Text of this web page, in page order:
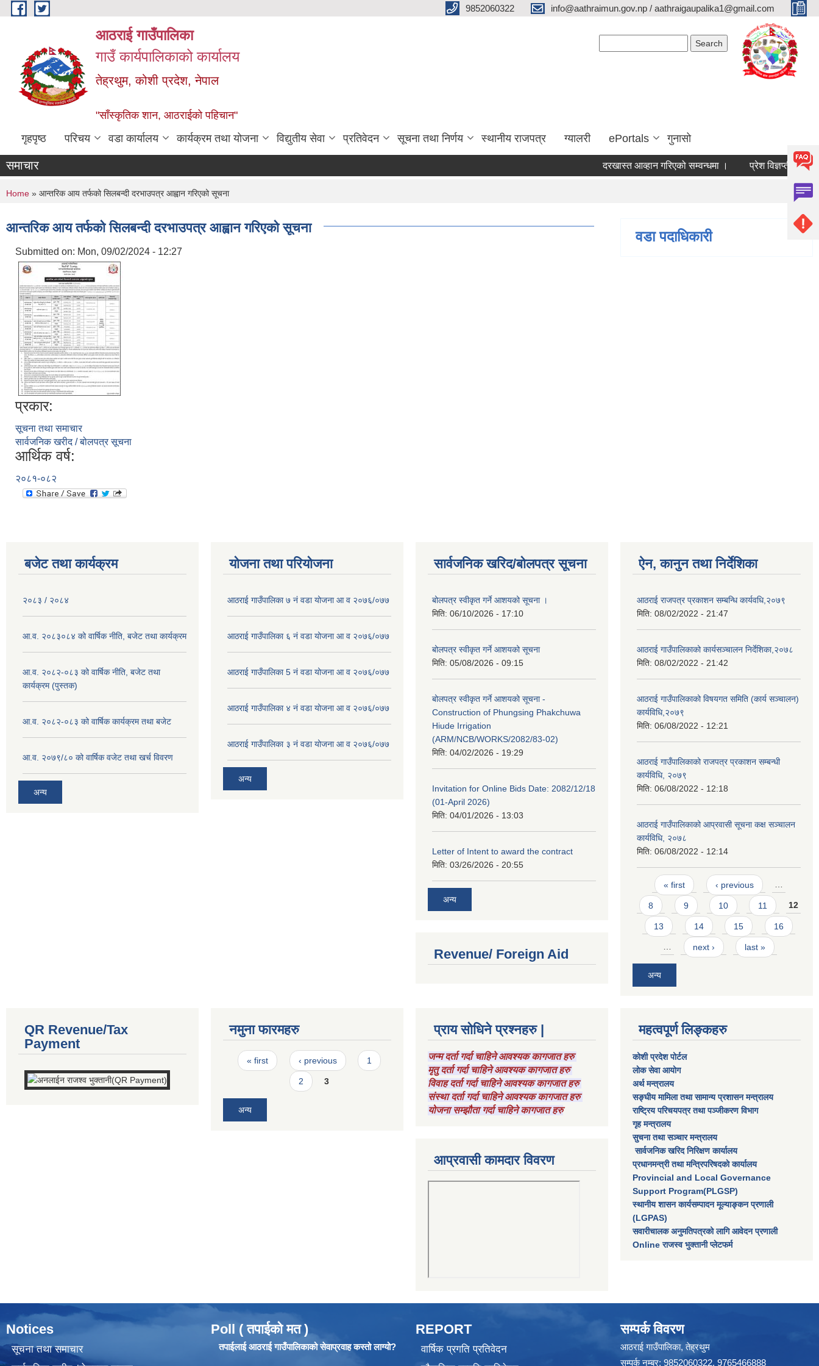
Skip to main content 9852060322 info@aathraimun.gov.np / aathraigaupalika1@gmail.com
आठराई गाउँपालिका
गाउँ कार्यपालिकाको कार्यालय
तेह्रथुम, कोशी प्रदेश, नेपाल
"साँस्कृतिक शान, आठराईको पहिचान"
गृहपृष्ठ परिचय वडा कार्यालय कार्यक्रम तथा योजना विद्युतीय सेवा प्रतिवेदन सूचना तथा निर्णय स्थानीय राजपत्र ग्यालरी ePortals गुनासो
समाचार दरखास्त आव्हान गरिएको सम्वन्धमा । प्रेश विज्ञप्ती ।
You are here
Home » आन्तरिक आय तर्फको सिलबन्दी दरभाउपत्र आह्वान गरिएको सूचना
आन्तरिक आय तर्फको सिलबन्दी दरभाउपत्र आह्वान गरिएको सूचना
Submitted on: Mon, 09/02/2024 - 12:27
प्रकार:
सूचना तथा समाचार
सार्वजनिक खरीद / बोलपत्र सूचना
आर्थिक वर्ष:
२०८१-०८२
वडा पदाधिकारी
बजेट तथा कार्यक्रम
२०८३ / २०८४
आ.व. २०८३०८४ को वार्षिक नीति, बजेट तथा कार्यक्रम
आ.व. २०८२-०८३ को वार्षिक नीति, बजेट तथा
कार्यक्रम (पुस्तक)
आ.व. २०८२-०८३ को वार्षिक कार्यक्रम तथा बजेट
आ.व. २०७९/८० को वार्षिक वजेट तथा खर्च विवरण
अन्य
योजना तथा परियोजना
आठराई गाउँपालिका ७ नं वडा योजना आ व २०७६/०७७
आठराई गाउँपालिका ६ नं वडा योजना आ व २०७६/०७७
आठराई गाउँपालिका 5 नं वडा योजना आ व २०७६/०७७
आठराई गाउँपालिका ४ नं वडा योजना आ व २०७६/०७७
आठराई गाउँपालिका ३ नं वडा योजना आ व २०७६/०७७
अन्य
सार्वजनिक खरिद/बोलपत्र सूचना
बोलपत्र स्वीकृत गर्ने आशयको सूचना ।
मिति: 06/10/2026 - 17:10
बोलपत्र स्वीकृत गर्ने आशयको सूचना
मिति: 05/08/2026 - 09:15
बोलपत्र स्वीकृत गर्ने आशयको सूचना -
Construction of Phungsing Phakchuwa
Hiude Irrigation
(ARM/NCB/WORKS/2082/83-02)
मिति: 04/02/2026 - 19:29
Invitation for Online Bids Date: 2082/12/18
(01-April 2026)
मिति: 04/01/2026 - 13:03
Letter of Intent to award the contract
मिति: 03/26/2026 - 20:55
अन्य
Revenue/ Foreign Aid
ऐन, कानुन तथा निर्देशिका
आठराई राजपत्र प्रकाशन सम्बन्धि कार्यवधि,२०७९
मिति: 08/02/2022 - 21:47
आठराई गाउँपालिकाको कार्यसञ्चालन निर्देशिका,२०७८
मिति: 08/02/2022 - 21:42
आठराई गाउँपालिकाको विषयगत समिति (कार्य सञ्चालन)
कार्यविधि,२०७९
मिति: 06/08/2022 - 12:21
आठराई गाउँपालिकाको राजपत्र प्रकाशन सम्बन्धी
कार्यविधि, २०७९
मिति: 06/08/2022 - 12:18
आठराई गाउँपालिकाको आप्रवासी सूचना कक्ष सञ्चालन
कार्यविधि, २०७८
मिति: 06/08/2022 - 12:14
Pages
« first ‹ previous …
8 9 10 11 12
13 14 15 16
… next › last »
अन्य
QR Revenue/Tax
Payment
नमुना फारमहरु
Pages
« first ‹ previous 1
2 3
अन्य
प्राय सोधिने प्रश्नहरु |
जन्म दर्ता गर्दा चाहिने आवश्यक कागजात हरु
मृतु दर्ता गर्दा चाहिने आवश्यक कागजात हरु
विवाह दर्ता गर्दा चाहिने आवश्यक कागजात हरु
संस्था दर्ता गर्दा चाहिने आवश्यक कागजात हरु
योजना सम्झौता गर्दा चाहिने कागजात हरु
आप्रवासी कामदार विवरण
महत्वपूर्ण लिङ्कहरु
कोशी प्रदेश पोर्टल
लाेक सेवा आयाेग
अर्थ मन्त्रालय
सङ्घीय मामिला तथा सामान्य प्रशासन मन्त्रालय
राष्‍ट्रिय परिचयपत्र तथा पञ्‍जीकरण विभाग
गृह मन्त्रालय
सुचना तथा सञ्चार मन्त्रालय
सार्वजनिक खरिद निरिक्षण कार्यालय
प्रधानमन्त्री तथा मन्त्रिपरिषदकाे कार्यालय
Provincial and Local Governance
Support Program(PLGSP)
स्थानीय शासन कार्यसम्पादन मूल्याङ्कन प्रणाली
(LGPAS)
सवारीचालक अनुमतिपत्रको लागि आवेदन प्रणाली
Online राजस्व भुक्तानी प्लेटफर्म
Notices
सूचना तथा समाचार
Poll ( तपाईको मत )
तपाईलाई आठराई गाउँपालिकाको सेवाप्रवाह कस्तो लाग्यो?
REPORT
वार्षिक प्रगति प्रतिवेदन
सम्पर्क विवरण
आठराई गाउँपालिका, तेह्रथुम
सम्पर्क नम्बर: 9852060322, 9765466888